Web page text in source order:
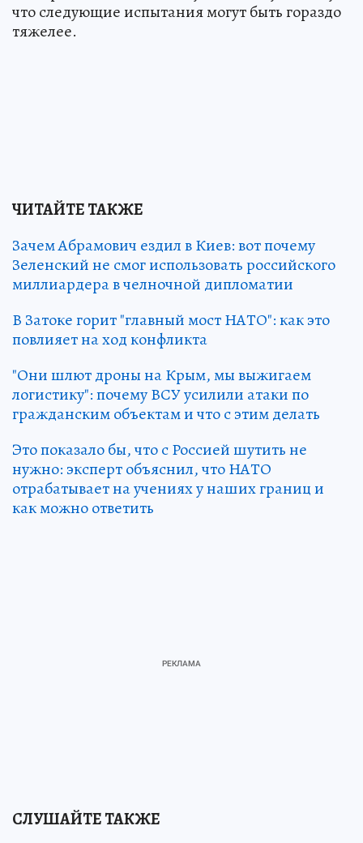
что следующие испытания могут быть гораздо
тяжелее.
ЧИТАЙТЕ ТАКЖЕ
Зачем Абрамович ездил в Киев: вот почему
Зеленский не смог использовать российского
миллиардера в челночной дипломатии
В Затоке горит "главный мост НАТО": как это
повлияет на ход конфликта
"Они шлют дроны на Крым, мы выжигаем
логистику": почему ВСУ усилили атаки по
гражданским объектам и что с этим делать
Это показало бы, что с Россией шутить не
нужно: эксперт объяснил, что НАТО
отрабатывает на учениях у наших границ и
как можно ответить
СЛУШАЙТЕ ТАКЖЕ